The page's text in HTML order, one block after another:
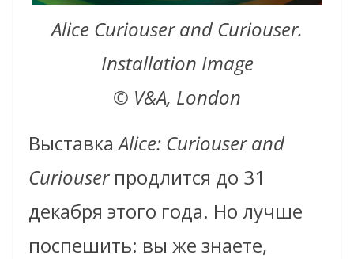
Alice Curiouser and Curiouser.
Installation Image
© V&A, London
ВыставкаAlice: Curiouser and
Curiouser продлится до 31
декабря этого года. Но лучше
поспешить: вы же знаете,